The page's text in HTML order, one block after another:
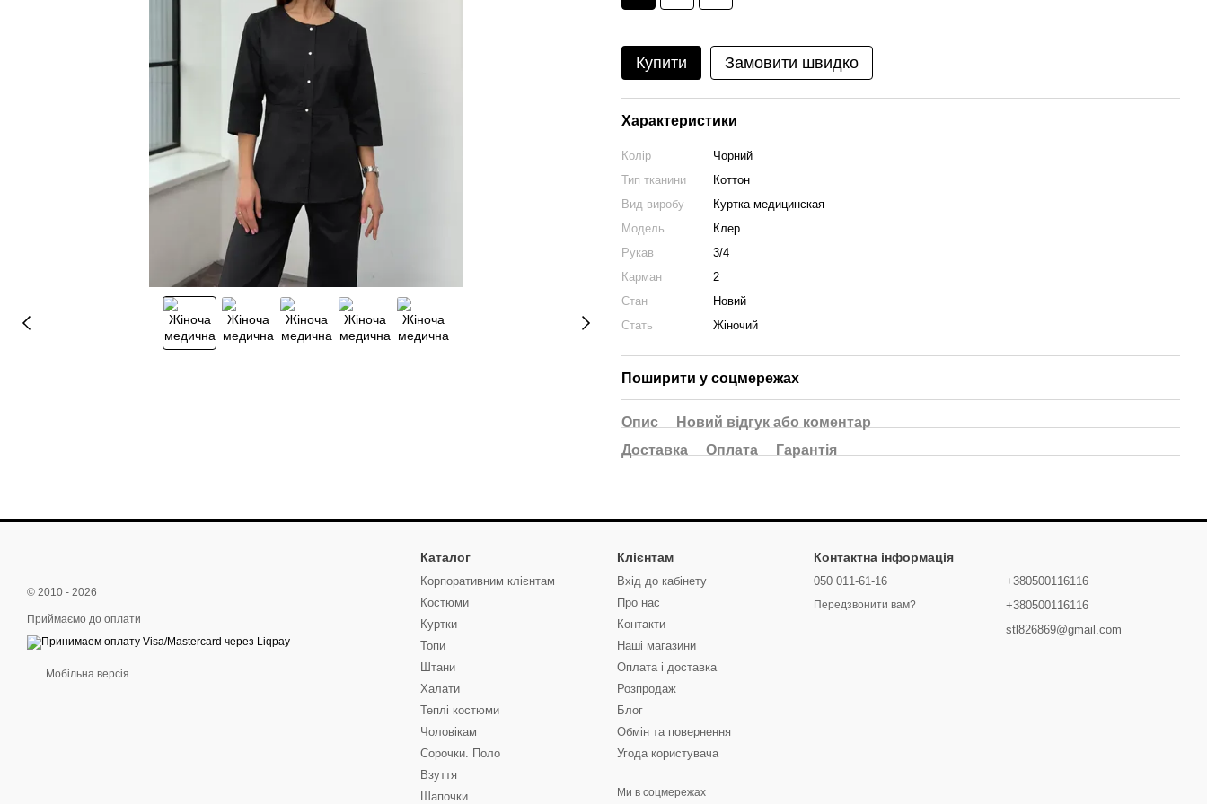
Купити Замовити швидко
Характеристики
Колір
Чорний
Тип тканини
Коттон
Вид виробу
Куртка медицинская
Модель
Клер
Рукав
3/4
Карман
2
Стан
Новий
Стать
Жіночий
Поширити у соцмережах
Опис
Новий відгук або коментар
Доставка
Оплата Гарантія
© 2010 - 2026
Приймаємо до оплати
Мобільна версія
Каталог
Корпоративним клієнтам
Костюми
Куртки
Топи
Штани
Халати
Теплі костюми
Чоловікам
Сорочки. Поло
Взуття
Шапочки
Клієнтам
Вхід до кабінету
Про нас
Контакти
Наші магазини
Оплата і доставка
Розпродаж
Блог
Обмін та повернення
Угода користувача
Ми в соцмережах
Контактна інформація
050 011-61-16
Передзвонити вам?
+380500116116
+380500116116
stl826869@gmail.com